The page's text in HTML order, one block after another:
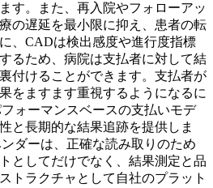
す。また、再入院やフォローアッ
の遅延を最小限に抑え、患者の転
、CADは検出感度や進行度指標
るため、病院は支払者に対して結
付けることができます。支払者が
をますます重視するようになるに
ォーマンスベースの支払いモデ
と長期的な結果追跡を提供しま
ダーは、正確な読み取りのため
としてだけでなく、結果測定と品
トラクチャとして自社のプラット